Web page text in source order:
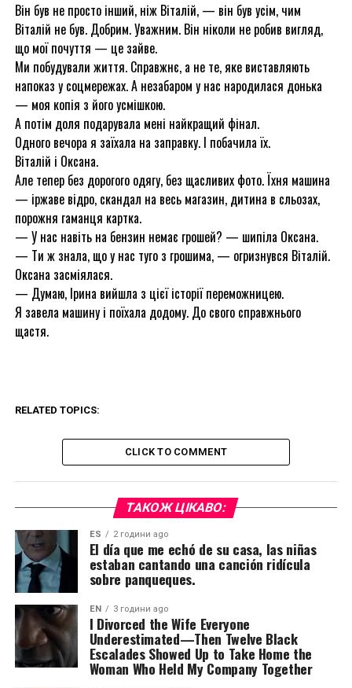
Він був не просто інший, ніж Віталій, — він був усім, чим
Віталій не був. Добрим. Уважним. Він ніколи не робив вигляд,
що мої почуття — це зайве.
Ми побудували життя. Справжнє, а не те, яке виставляють
напоказ у соцмережах. А незабаром у нас народилася донька
— моя копія з його усмішкою.
А потім доля подарувала мені найкращий фінал.
Одного вечора я заїхала на заправку. І побачила їх.
Віталій і Оксана.
Але тепер без дорогого одягу, без щасливих фото. Їхня машина
— іржаве відро, скандал на весь магазин, дитина в сльозах,
порожня гаманця картка.
— У нас навіть на бензин немає грошей? — шипіла Оксана.
— Ти ж знала, що у нас туго з грошима, — огризнувся Віталій.
Оксана засміялася.
— Думаю, Ірина вийшла з цієї історії переможницею.
Я завела машину і поїхала додому. До свого справжнього
щастя.
RELATED TOPICS:
CLICK TO COMMENT
ТАКОЖ ЦІКАВО:
ES 2 години ago
El día que me echó de su casa, las niñas
estaban cantando una canción ridícula
sobre panqueques.
EN 3 години ago
I Divorced the Wife Everyone
Underestimated—Then Twelve Black
Escalades Showed Up to Take Home the
Woman Who Held My Company Together